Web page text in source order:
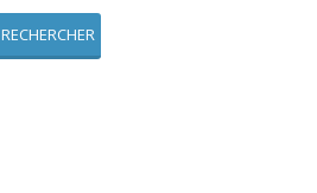
RECHERCHER